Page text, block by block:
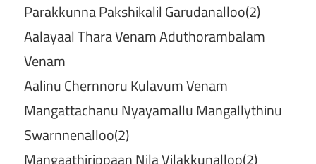
Parakkunna Pakshikalil Garudanalloo(2)
Aalayaal Thara Venam Aduthorambalam
Venam
Aalinu Chernnoru Kulavum Venam
Mangattachanu Nyayamallu Mangallythinu
Swarnnenalloo(2)
Mangaathirippaan Nila Vilakkunalloo(2)